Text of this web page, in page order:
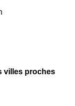
villes proches